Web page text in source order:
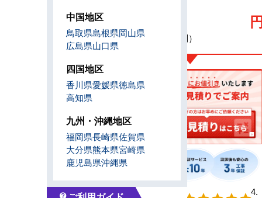
（税込・工事費別）
【形状別】満足
4.
中国地区
鳥取県島根県岡山県
広島県山口県
四国地区
香川県愛媛県徳島県
高知県
九州・沖縄地区
福岡県長崎県佐賀県
大分県熊本県宮崎県
鹿児島県沖縄県